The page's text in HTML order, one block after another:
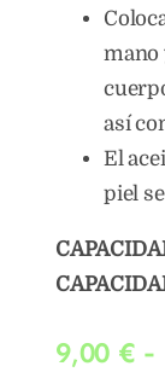
mano
así
El
piel
9,00 € -